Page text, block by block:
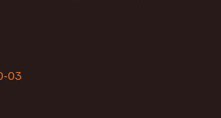
03